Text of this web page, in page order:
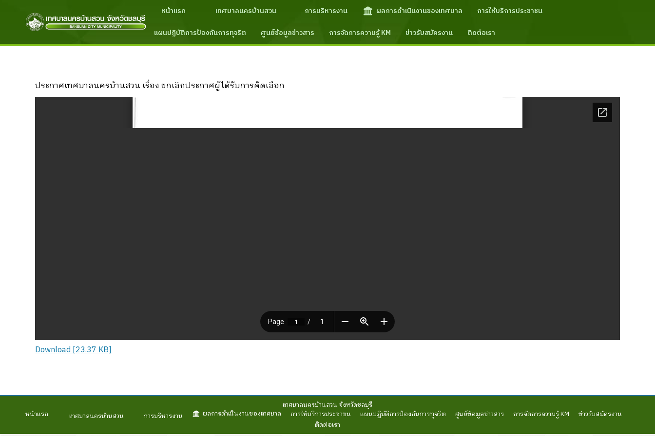
หน้าแรก เทศบาลนครบ้านสวน การบริหารงาน ผลการดำเนินงานของเทศบาล
การให้บริการประชาชน
แผนปฏิบัติการป้องกันการทุจริต
ศูนย์ข้อมูลข่าวสาร การจัดการความรู้ KM ข่าวรับสมัครงาน ติดต่อเรา
ประกาศเทศบาลนครบ้านสวน เรื่อง ยกเลิกประกาศผู้ได้รับการคัดเลือก
Download [23.37 KB]
เทศบาลนครบ้านสวน จังหวัดชลบุรี
หน้าแรก
เทศบาลนครบ้านสวน การบริหารงาน ผลการดำเนินงานของเทศบาล การให้บริการประชาชน แผนปฏิบัติการป้องกันการทุจริต ศูนย์ข้อมูลข่าวสาร การจัดการความรู้ KM
ข่าวรับสมัครงาน
ติดต่อเรา